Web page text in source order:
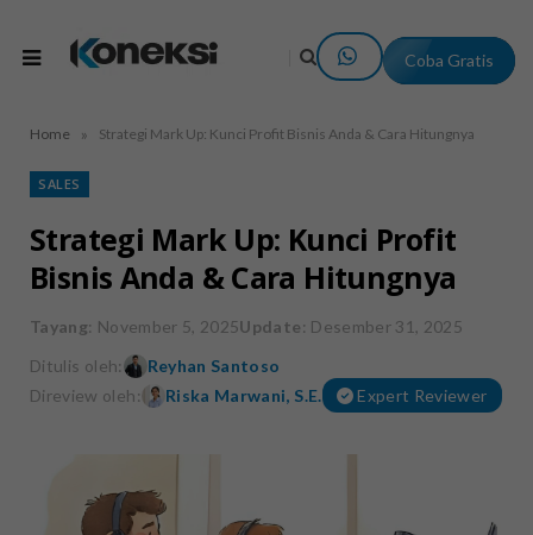
Coba Gratis
Home » Strategi Mark Up: Kunci Profit Bisnis Anda & Cara Hitungnya
SALES
Strategi Mark Up: Kunci Profit
Bisnis Anda & Cara Hitungnya
Tayang: November 5, 2025Update: Desember 31, 2025
Ditulis oleh:
Reyhan Santoso
Direview oleh:
Riska Marwani, S.E. Expert Reviewer